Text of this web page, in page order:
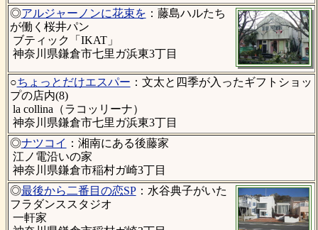
◎アルジャーノンに花束を ：藤島ハルたち
が働く桜井パン
ブティック「IKAT」
神奈川県鎌倉市七里ガ浜東3丁目
○ちょっとだけエスパー ：文太と四季が入ったギフトショッ
プの店内(8)
la collina（ラコッリーナ）
神奈川県鎌倉市七里ガ浜東3丁目
◎ナツコイ ：湘南にある後藤家
江ノ電沿いの家
神奈川県鎌倉市稲村ガ崎3丁目
◎最後から二番目の恋SP：水谷典子がいた
フラダンススタジオ
一軒家